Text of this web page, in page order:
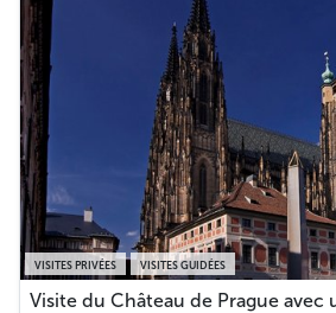
VISITES PRIVÉES VISITES GUIDÉES
Visite du Château de Prague avec